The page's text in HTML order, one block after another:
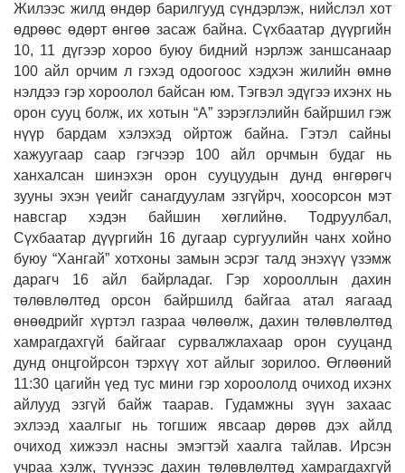
Жилээс жилд өндөр барилгууд сүндэрлэж, нийслэл хот
өдрөөс өдөрт өнгөө засаж байна. Сүхбаатар дүүргийн
10, 11 дүгээр хороо буюу бидний нэрлэж заншсанаар
100 айл орчим л гэхэд одоогоос хэдхэн жилийн өмнө
нэлдээ гэр хороолол байсан юм. Тэгвэл эдүгээ ихэнх нь
орон сууц болж, их хотын “А” зэрэглэлийн байршил гэж
нүүр бардам хэлэхэд ойртож байна. Гэтэл сайны
хажуугаар саар гэгчээр 100 айл орчмын будаг нь
ханхалсан шинэхэн орон сууцуудын дунд өнгөрөгч
зууны эхэн үеийг санагдуулам эзгүйрч, хоосорсон мэт
навсгар хэдэн байшин хөглийнө. Тодруулбал,
Сүхбаатар дүүргийн 16 дугаар сургуулийн чанх хойно
буюу “Хангай” хотхоны замын эсрэг талд энэхүү үзэмж
дарагч 16 айл байрладаг. Гэр хорооллын дахин
төлөвлөлтөд орсон байршилд байгаа атал яагаад
өнөөдрийг хүртэл газраа чөлөөлж, дахин төлөвлөл­төд
хамрагдахгүй байгааг сурвалжлахаар орон сууцанд
дунд онцгойрсон тэрхүү хот айлыг зорилоо. Өглөөний
11:30 цагийн үед тус мини гэр хороололд очиход ихэнх
айлууд эзгүй байж таарав. Гудамжны зүүн захаас
эхлээд хаалгыг нь тогшиж явсаар дөрөв дэх айлд
очиход хижээл насны эмэгтэй хаалга тайлав. Ирсэн
учраа хэлж, түүнээс дахин төлөвлөлтөд хамрагдахгүй